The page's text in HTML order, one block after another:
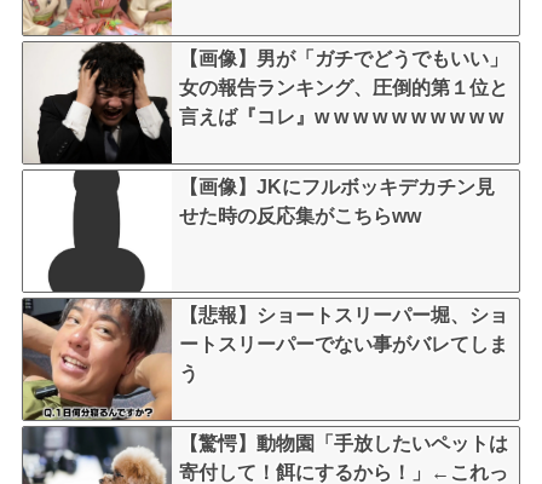
【画像】男が「ガチでどうでもいい」
女の報告ランキング、圧倒的第１位と
言えば『コレ』w w w w w w w w w w
【画像】JKにフルボッキデカチン見
せた時の反応集がこちらww
【悲報】ショートスリーパー堀、ショ
ートスリーパーでない事がバレてしま
う
【驚愕】動物園「手放したいペットは
寄付して！餌にするから！」←これっ